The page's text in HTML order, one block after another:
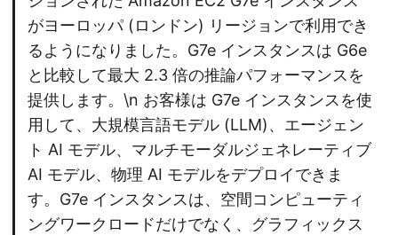
がヨーロッパ (ロンドン) リージョンで利用でき
るようになりました。G7e インスタンスは G6e
と比較して最大 2.3 倍の推論パフォーマンスを
提供します。\n お客様は G7e インスタンスを使
用して、大規模言語モデル (LLM)、エージェン
ト AI モデル、マルチモーダルジェネレーティブ
AI モデル、物理 AI モデルをデプロイできま
す。G7e インスタンスは、空間コンピューティ
ングワークロードだけでなく、グラフィックス